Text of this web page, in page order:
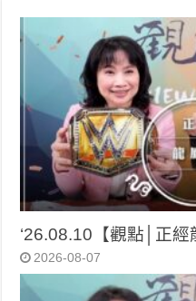
‘26.08.10【觀點│正經
2026-08-07